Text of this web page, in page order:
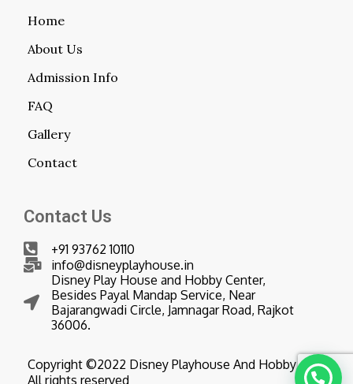
Home
About Us
Admission Info
FAQ
Gallery
Contact
Contact Us
+91 93762 10110
info@disneyplayhouse.in
Disney Play House and Hobby Center,
Besides Payal Mandap Service, Near
Bajarangwadi Circle, Jamnagar Road, Rajkot
36006.
Copyright ©2022 Disney Playhouse And Hobby Center
All rights reserved